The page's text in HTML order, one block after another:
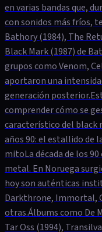
en varias bandas que,
con sonidos más fríos,
Bathory (1984), The
Black Mark (1987) de
grupos como Venom,
aportaron una
generación
comprender cómo se
característico del black
años 90: el estallido de
mitoLa década de los
metal. En Noruega
hoy son auténticas
Darkthrone, Immortal,
otras.Álbums como De
Tar Oss (1994),